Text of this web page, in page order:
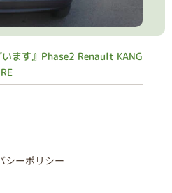
ます』Phase2 Renault KANG
シーポリシー